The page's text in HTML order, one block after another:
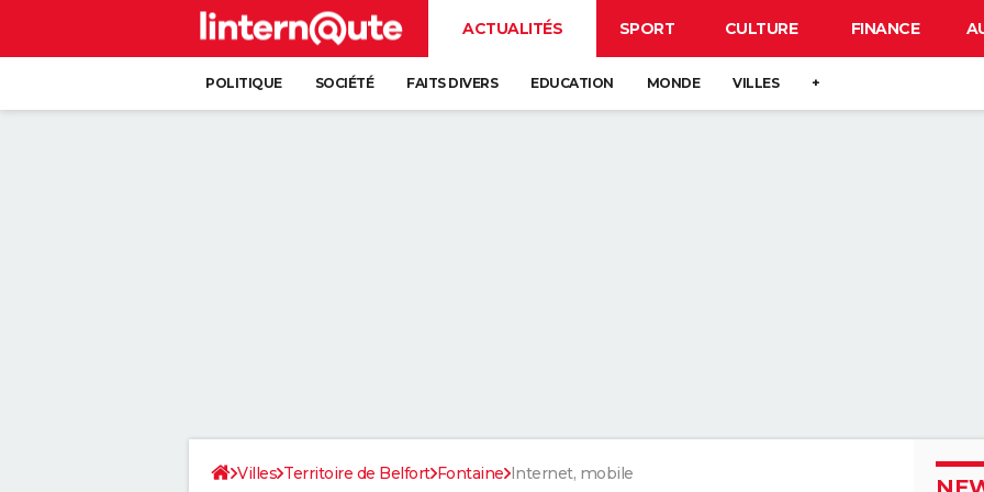
ACTUALITÉS SPORT CULTURE FINANCE
POLITIQUE SOCIÉTÉ FAITS DIVERS EDUCATION MONDE VILLES +
Villes Territoire de Belfort Fontaine Internet, mobile